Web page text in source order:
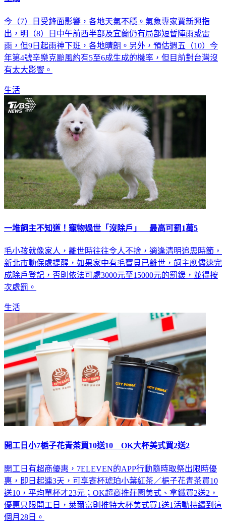
今（7）日受鋒面影響，各地天氣不穩。氣象專家賈新興指
出，明（8）日中午前西半部及宜蘭仍有局部短暫陣雨或雷
雨，但9日起雨神下班，各地晴朗。另外，預估週五（10）今
年第4號辛樂克颱風約有5至6成生成的機率，但目前對台灣沒
有太大影響。
生活
一堆飼主不知道！寵物過世「沒除戶」 最高可罰1萬5
毛小孩就像家人，離世時往往令人不捨，適逢清明追思時節，
新北市動保處提醒，如果家中有毛寶貝已離世，飼主應儘速完
成除戶登記，否則依法可處3000元至15000元的罰鍰，並得按
次處罰。
生活
開工日小7梔子花青茶買10送10 OK大杯美式買2送2
開工日有超商優惠，7ELEVEN的APP行動隨時取祭出限時優
惠，即日起連3天，可享寄杯琥珀小葉紅茶／梔子花青茶買10
送10，平均單杯才23元；OK超商推莊園美式、拿鐵買2送2，
優惠只限開工日，萊爾富則推特大杯美式買1送1活動持續到這
個月28日。